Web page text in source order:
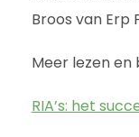
Broos van Erp
Meer lezen en
RIA’s: het